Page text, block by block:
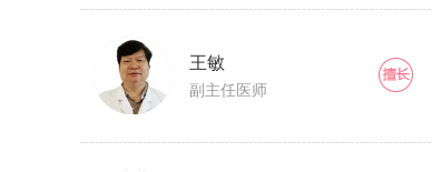
王敏
副主任医师